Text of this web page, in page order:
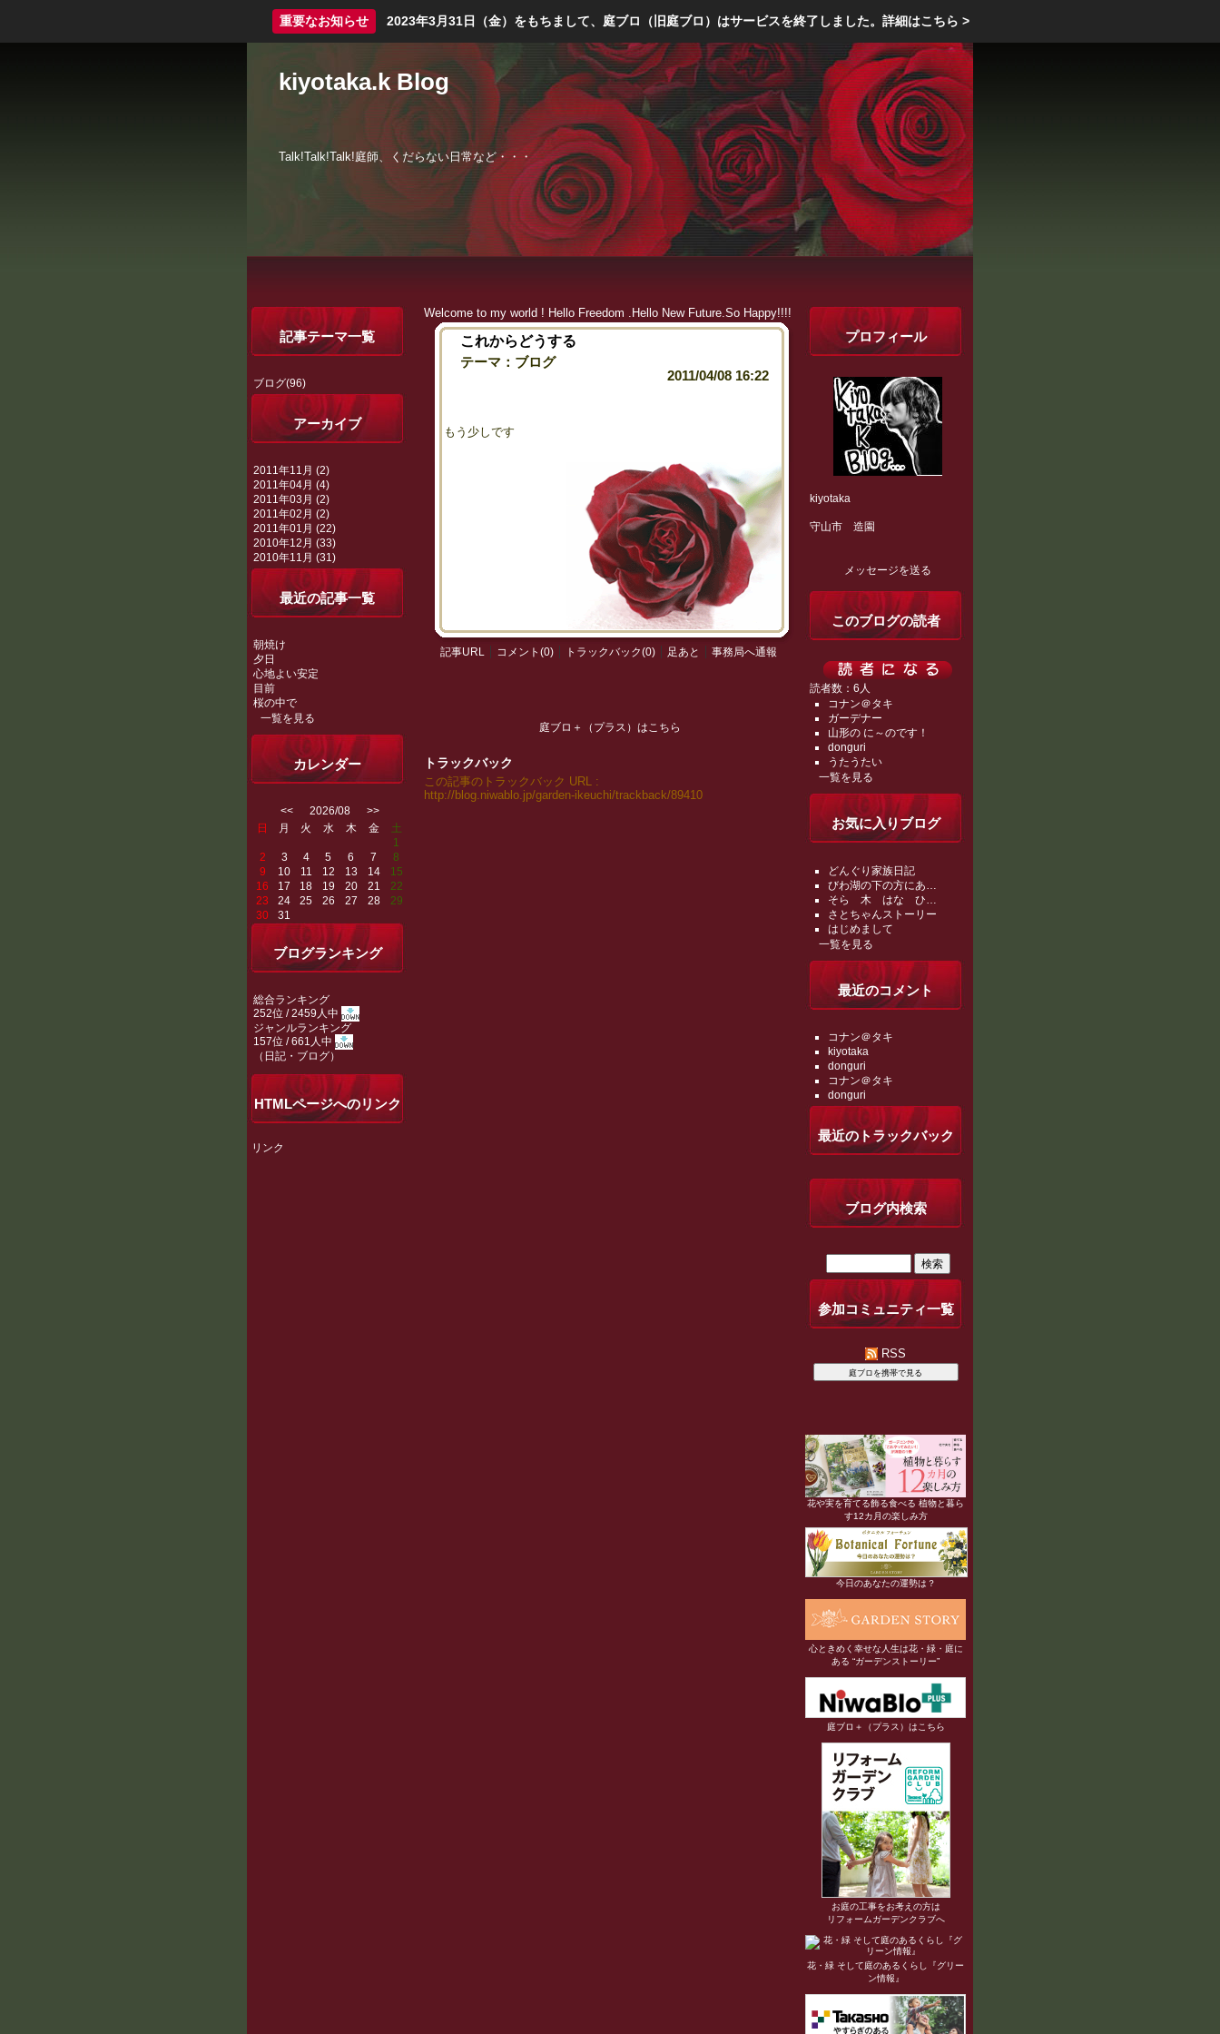
重要なお知らせ 2023年3月31日（金）をもちまして、庭ブロ（旧庭ブロ）はサービスを終了しました。 詳細はこちら >
kiyotaka.k Blog
Talk!Talk!Talk!庭師、くだらない日常など・・・
Welcome to my world ! Hello Freedom .Hello New Future.So Happy!!!!
これからどうする
テーマ： ブログ
2011/04/08 16:22
もう少しです
記事URL コメント(0) トラックバック(0) 足あと 事務局へ通報
庭ブロ＋（プラス）はこちら
トラックバック
この記事のトラックバック URL :
http://blog.niwablo.jp/garden-ikeuchi/trackback/89410
記事テーマ一覧
ブログ(96)
アーカイブ
2011年11月 (2)
2011年04月 (4)
2011年03月 (2)
2011年02月 (2)
2011年01月 (22)
2010年12月 (33)
2010年11月 (31)
最近の記事一覧
朝焼け
夕日
心地よい安定
目前
桜の中で
一覧を見る
カレンダー
<<2026/08 >>
日
月 火 水 木 金
土
1
2
3 4 5 6 7
8
9
10 11 12 13 14
15
16
17 18 19 20 21
22
23
24 25 26 27 28
29
30
31
ブログランキング
総合ランキング
252位 / 2459人中
ジャンルランキング
157位 / 661人中
（ 日記・ブログ）
HTMLページへのリンク
リンク
プロフィール
kiyotaka
守山市 造園
メッセージを送る
このブログの読者
読者数：6人
コナン＠タキ
ガーデナー
山形の に～のです！
donguri
うたうたい
一覧を見る
お気に入りブログ
どんぐり家族日記
びわ湖の下の方にあ…
そら 木 はな ひ…
さとちゃんストーリー
はじめまして
一覧を見る
最近のコメント
コナン＠タキ
kiyotaka
donguri
コナン＠タキ
donguri
最近のトラックバック
ブログ内検索
参加コミュニティ一覧
RSS
花や実を育てる飾る食べる 植物と暮ら
す12カ月の楽しみ方
今日のあなたの運勢は？
心ときめく幸せな人生は花・緑・庭に
ある “ガーデンストーリー”
庭ブロ＋（プラス）はこちら
お庭の工事をお考えの方は
リフォームガーデンクラブへ
花・緑 そして庭のあるくらし『グリー
ン情報』